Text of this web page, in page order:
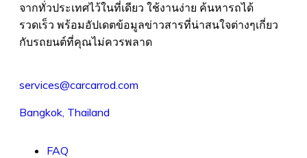
จากทั่วประเทศไว้ในที่เดียว ใช้งานง่าย ค้นหารถได้
รวดเร็ว พร้อมอัปเดตข้อมูลข่าวสารที่น่าสนใจต่างๆเกี่ยว
กับรถยนต์ที่คุณไม่ควรพลาด
services@carcarrod.com
Bangkok, Thailand
FAQ